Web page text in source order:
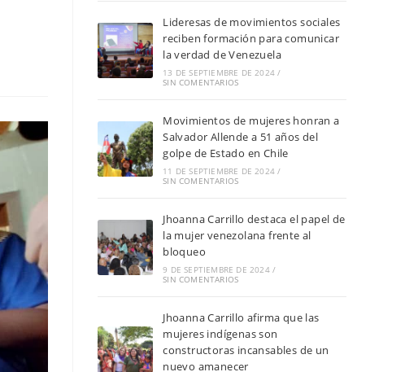
Lideresas de movimientos sociales
reciben formación para comunicar
la verdad de Venezuela
13 DE SEPTIEMBRE DE 2024 /
SIN COMENTARIOS
Movimientos de mujeres honran a
Salvador Allende a 51 años del
golpe de Estado en Chile
11 DE SEPTIEMBRE DE 2024 /
SIN COMENTARIOS
Jhoanna Carrillo destaca el papel de
la mujer venezolana frente al
bloqueo
9 DE SEPTIEMBRE DE 2024 /
SIN COMENTARIOS
Jhoanna Carrillo afirma que las
mujeres indígenas son
constructoras incansables de un
nuevo amanecer